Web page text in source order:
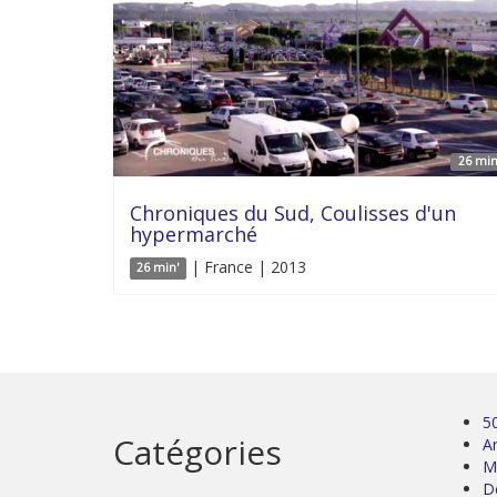
26
Chroniques du Sud, Coulisses d'un
hypermarché
26 min' | France | 2013
Catégories